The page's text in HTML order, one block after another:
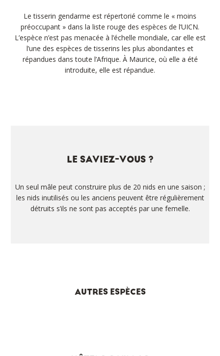
Le tisserin gendarme est répertorié comme le « moins
préoccupant » dans la liste rouge des espèces de l’UICN.
L’espèce n’est pas menacée à l’échelle mondiale, car elle est
l’une des espèces de tisserins les plus abondantes et
répandues dans toute l’Afrique. À Maurice, où elle a été
introduite, elle est répandue.
LE SAVIEZ-VOUS ?
Un seul mâle peut construire plus de 20 nids en une saison ;
les nids inutilisés ou les anciens peuvent être régulièrement
détruits s’ils ne sont pas acceptés par une femelle.
AUTRES ESPÈCES